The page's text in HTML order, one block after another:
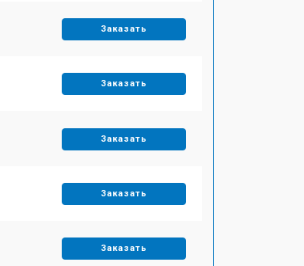
Заказать
Заказать
Заказать
Заказать
Заказать